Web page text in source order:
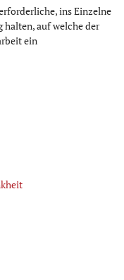
ins Einzelne
halten, auf welche der
ein